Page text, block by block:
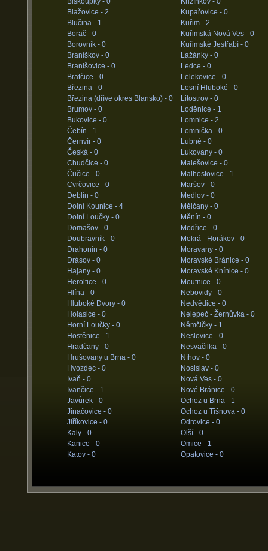
Blažovice - 2
Blučina - 1
Borač - 0
Borovník - 0
Braníškov - 0
Branišovice - 0
Bratčice - 0
Březina - 0
Březina (dříve okres Blansko) - 0
Brumov - 0
Bukovice - 0
Čebín - 1
Černvír - 0
Česká - 0
Chudčice - 0
Čučice - 0
Cvrčovice - 0
Deblín - 0
Dolní Kounice - 4
Dolní Loučky - 0
Domašov - 0
Doubravník - 0
Drahonín - 0
Drásov - 0
Hajany - 0
Heroltice - 0
Hlína - 0
Hluboké Dvory - 0
Holasice - 0
Horní Loučky - 0
Hostěnice - 1
Hradčany - 0
Hrušovany u Brna - 0
Hvozdec - 0
Ivaň - 0
Ivančice - 1
Javůrek - 0
Jinačovice - 0
Jiříkovice - 0
Kaly - 0
Kanice - 0
Katov - 0
Kupařovice - 0
Kuřim - 2
Kuřimská Nová Ves - 0
Kuřimské Jestřabí - 0
Lažánky - 0
Ledce - 0
Lelekovice - 0
Lesní Hluboké - 0
Litostrov - 0
Loděnice - 1
Lomnice - 2
Lomnička - 0
Lubné - 0
Lukovany - 0
Malešovice - 0
Malhostovice - 1
Maršov - 0
Medlov - 0
Mělčany - 0
Měnín - 0
Modřice - 0
Mokrá - Horákov - 0
Moravany - 0
Moravské Bránice - 0
Moravské Knínice - 0
Moutnice - 0
Nebovidy - 0
Nedvědice - 0
Nelepeč - Žernůvka - 0
Němčičky - 1
Neslovice - 0
Nesvačilka - 0
Níhov - 0
Nosislav - 0
Nová Ves - 0
Nové Bránice - 0
Ochoz u Brna - 1
Ochoz u Tišnova - 0
Odrovice - 0
Olší - 0
Omice - 1
Opatovice - 0